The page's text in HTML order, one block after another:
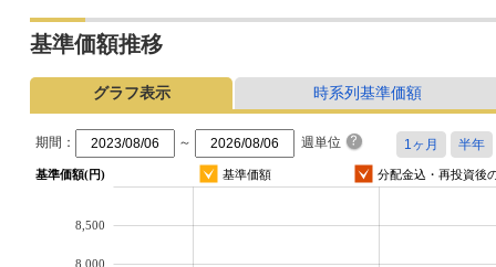
基準価額推移
グラフ表示 時系列基準価額
期間： ～ 週単位
基準価額(円) 基準価額 分配金込・再投資後
8,000
8,500